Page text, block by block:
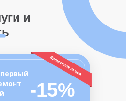
и
-15%